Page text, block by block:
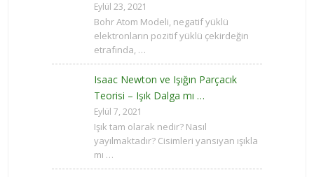
Eylül 23, 2021
Bohr Atom Modeli, negatif yüklü
elektronların pozitif yüklü çekirdeğin
etrafında, …
Isaac Newton ve Işığın Parçacık
Teorisi – Işık Dalga mı …
Eylül 7, 2021
Işık tam olarak nedir? Nasıl
yayılmaktadır? Cisimleri yansıyan ışıkla
mı …